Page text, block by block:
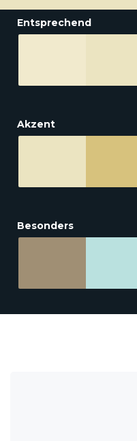
Entsprechend
Akzent
Besonders